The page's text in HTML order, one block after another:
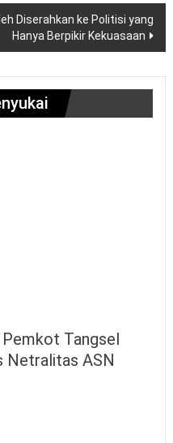
Diserahkan ke Politisi yang
Hanya Berpikir Kekuasaan
Tangsel
Netralitas ASN